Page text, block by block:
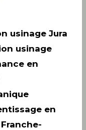
usinage Jura
usinage
en
en